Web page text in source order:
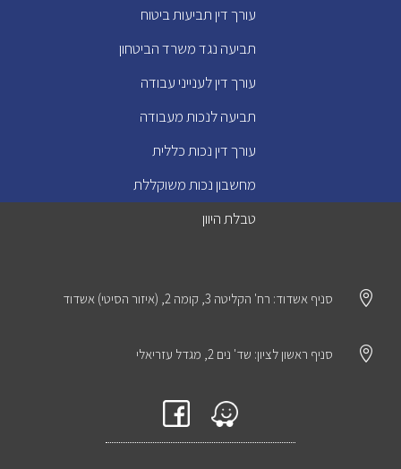
עורך דין תביעות ביטוח
תביעה נגד משרד הביטחון
עורך דין לענייני עבודה
תביעה לנכות מעבודה
עורך דין נכות כללית
מחשבון נכות משוקללת
טבלת היוון
 סניף אשדוד: רח' הקליטה 3, קומה 2, (איזור הסיטי) אשדוד
 סניף ראשון לציון: שד' נים 2, מגדל עזריאלי